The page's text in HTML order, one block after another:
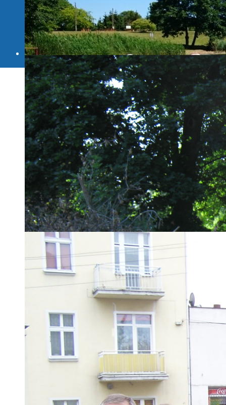
Dodatkowo na konto wpłynęło 57
wpłat na kwotę 18 097,75 zł
Regulamin przekazywania darowizn